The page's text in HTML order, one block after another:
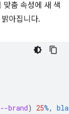
춤 속성에 새 색
아집니다.
--brand) 25%,